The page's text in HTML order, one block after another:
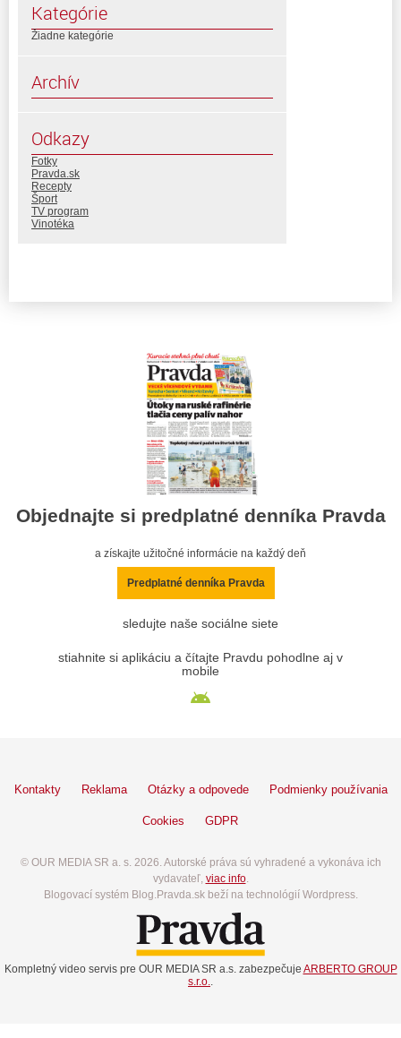
Kategórie
Žiadne kategórie
Archív
Odkazy
Fotky
Pravda.sk
Recepty
Šport
TV program
Vinotéka
Objednajte si predplatné denníka Pravda
a získajte užitočné informácie na každý deň
Predplatné denníka Pravda
sledujte naše sociálne siete
stiahnite si aplikáciu a čítajte Pravdu pohodlne aj v
mobile
Kontakty Reklama Otázky a odpovede Podmienky používania
Cookies GDPR
© OUR MEDIA SR a. s. 2026. Autorské práva sú vyhradené a vykonáva ich
vydavateľ, viac info.
Blogovací systém Blog.Pravda.sk beží na technológií Wordpress.
Kompletný video servis pre OUR MEDIA SR a.s. zabezpečuje ARBERTO GROUP
s.r.o.